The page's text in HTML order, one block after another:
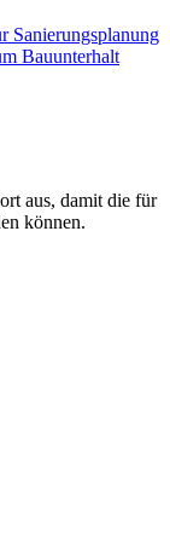
Sanierungsplanung
Bauunterhalt
aus, damit die für
können.